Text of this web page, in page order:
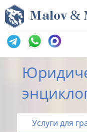
Malov &
Услуги для